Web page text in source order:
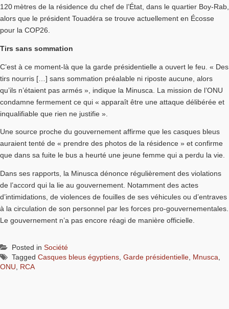
120 mètres de la résidence du chef de l’État, dans le quartier Boy-Rab,
alors que le président Touadéra se trouve actuellement en Écosse
pour la COP26.
Tirs sans sommation
C’est à ce moment-là que la garde présidentielle a ouvert le feu. « Des
tirs nourris […] sans sommation préalable ni riposte aucune, alors
qu’ils n’étaient pas armés », indique la Minusca. La mission de l’ONU
condamne fermement ce qui « apparaît être une attaque délibérée et
inqualifiable que rien ne justifie ».
Une source proche du gouvernement affirme que les casques bleus
auraient tenté de « prendre des photos de la résidence » et confirme
que dans sa fuite le bus a heurté une jeune femme qui a perdu la vie.
Dans ses rapports, la Minusca dénonce régulièrement des violations
de l’accord qui la lie au gouvernement. Notamment des actes
d’intimidations, de violences de fouilles de ses véhicules ou d’entraves
à la circulation de son personnel par les forces pro-gouvernementales.
Le gouvernement n’a pas encore réagi de manière officielle.
Posted in Société
Tagged Casques bleus égyptiens, Garde présidentielle, Mnusca,
ONU, RCA